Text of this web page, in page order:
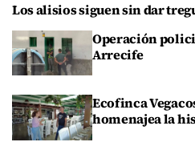
Los alisios siguen sin dar
Operación
Arrecife
Ecofinca
homenajea la